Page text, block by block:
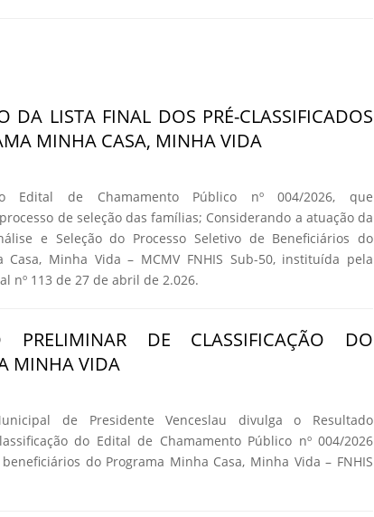
DA LISTA FINAL DOS PRÉ-CLASSIFICADOS
MINHA CASA, MINHA VIDA
o Edital de Chamamento Público nº 004/2026, que
de seleção das famílias; Considerando a atuação da
e Seleção do Processo Seletivo de Beneficiários do
Casa, Minha Vida – MCMV FNHIS Sub-50, instituída pela
nº 113 de 27 de abril de 2.026.
PRELIMINAR DE CLASSIFICAÇÃO DO
MINHA VIDA
de Presidente Venceslau divulga o Resultado
do Edital de Chamamento Público nº 004/2026
do Programa Minha Casa, Minha Vida – FNHIS